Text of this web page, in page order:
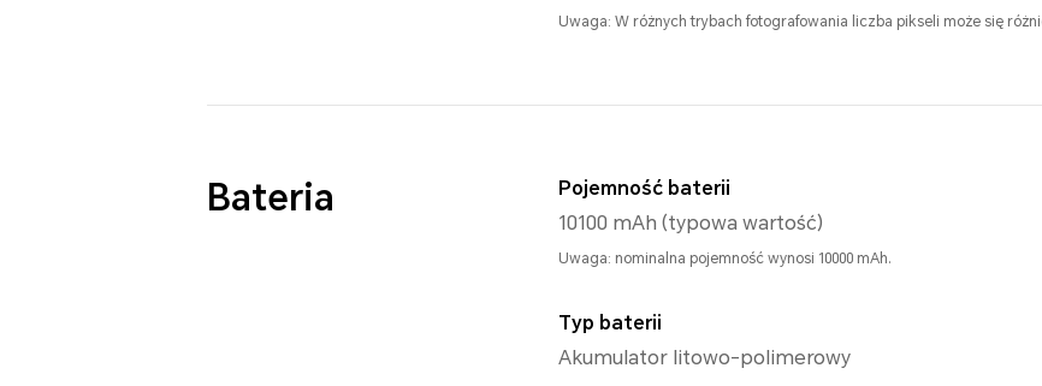
Uwaga: W różnych trybach fotografowania liczba pikseli może się
Bateria
Pojemność baterii
10100 mAh (typowa wartość)
Uwaga: nominalna pojemność wynosi 10000 mAh.
Typ baterii
Akumulator litowo-polimerowy